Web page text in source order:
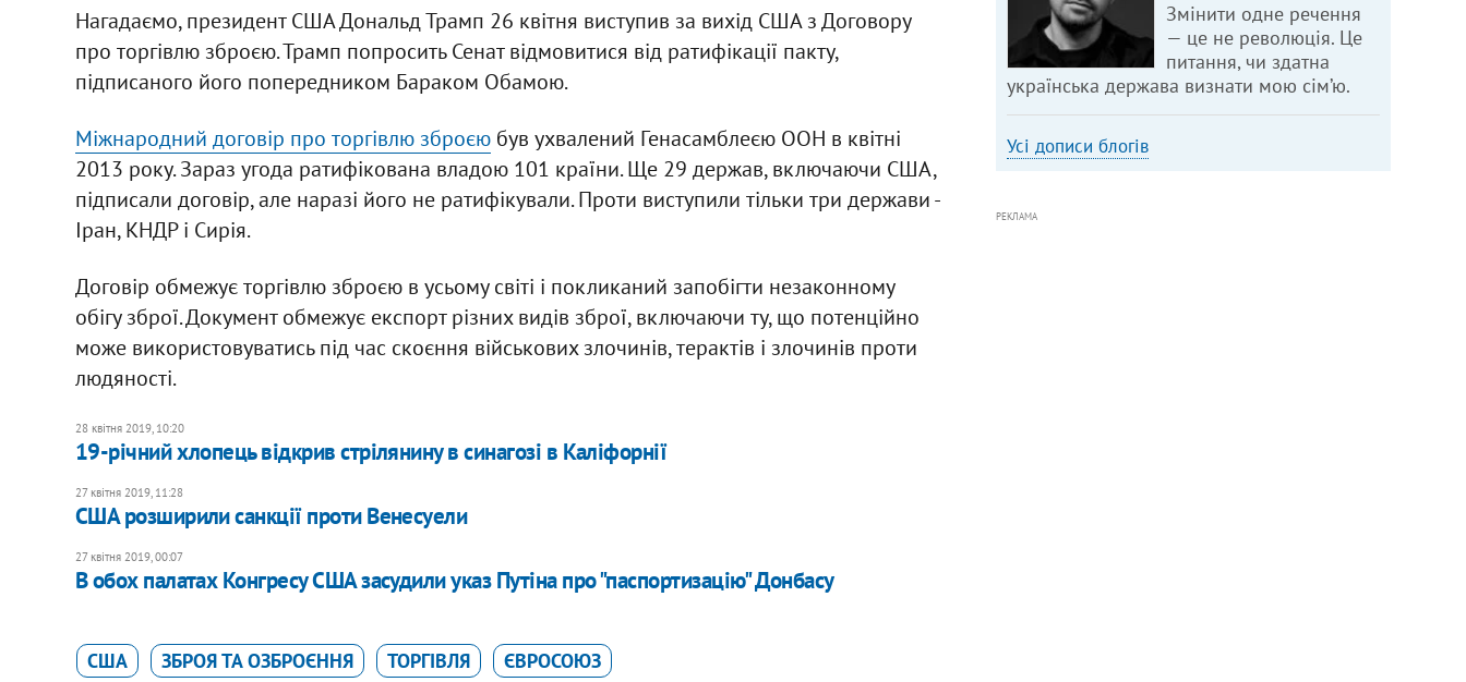
Нагадаємо, президент США Дональд Трамп 26 квітня виступив за вихід США з Договору
про торгівлю зброєю. Трамп попросить Сенат відмовитися від ратифікації пакту,
підписаного його попередником Бараком Обамою.
Міжнародний договір про торгівлю зброєюбув ухвалений Генасамблеєю ООН в квітні
2013 року. Зараз угода ратифікована владою 101 країни. Ще 29 держав, включаючи США,
підписали договір, але наразі його не ратифікували. Проти виступили тільки три держави -
Іран, КНДР і Сирія.
Договір обмежує торгівлю зброєю в усьому світі і покликаний запобігти незаконному
обігу зброї. Документ обмежує експорт різних видів зброї, включаючи ту, що потенційно
може використовуватись під час скоєння військових злочинів, терактів і злочинів проти
людяності.
28 квітня 2019, 10:20
19-річний хлопець відкрив стрілянину в синагозі в Каліфорнії
27 квітня 2019, 11:28
США розширили санкції проти Венесуели
27 квітня 2019, 00:07
В обох палатах Конгресу США засудили указ Путіна про "паспортизацію" Донбасу
США ЗБРОЯ ТА ОЗБРОЄННЯ ТОРГІВЛЯ ЄВРОСОЮЗ
Змінити одне речення
— це не революція. Це
питання, чи здатна
українська держава визнати мою сім’ю.
Усі дописи блогів
РЕКЛАМА